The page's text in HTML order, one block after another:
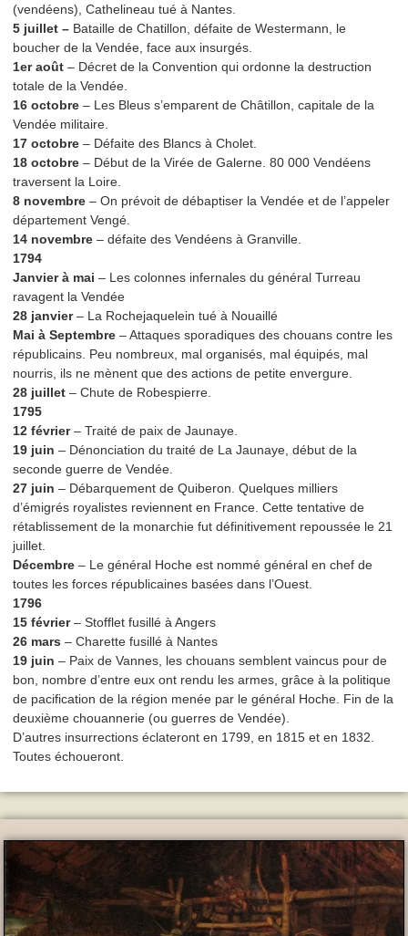
(vendéens), Cathelineau tué à Nantes.
5 juillet – Bataille de Chatillon, défaite de Westermann, le
boucher de la Vendée, face aux insurgés.
1er août – Décret de la Convention qui ordonne la destruction
totale de la Vendée.
16 octobre – Les Bleus s’emparent de Châtillon, capitale de la
Vendée militaire.
17 octobre – Défaite des Blancs à Cholet.
18 octobre – Début de la Virée de Galerne. 80 000 Vendéens
traversent la Loire.
8 novembre – On prévoit de débaptiser la Vendée et de l’appeler
département Vengé.
14 novembre – défaite des Vendéens à Granville.
1794
Janvier à mai – Les colonnes infernales du général Turreau
ravagent la Vendée
28 janvier– La Rochejaquelein tué à Nouaillé
Mai à Septembre – Attaques sporadiques des chouans contre les
républicains. Peu nombreux, mal organisés, mal équipés, mal
nourris, ils ne mènent que des actions de petite envergure.
28 juillet – Chute de Robespierre.
1795
12 février– Traité de paix de Jaunaye.
19 juin – Dénonciation du traité de La Jaunaye, début de la
seconde guerre de Vendée.
27 juin – Débarquement de Quiberon. Quelques milliers
d’émigrés royalistes reviennent en France. Cette tentative de
rétablissement de la monarchie fut définitivement repoussée le 21
juillet.
Décembre – Le général Hoche est nommé général en chef de
toutes les forces républicaines basées dans l’Ouest.
1796
15 février– Stofflet fusillé à Angers
26 mars – Charette fusillé à Nantes
19 juin – Paix de Vannes, les chouans semblent vaincus pour de
bon, nombre d’entre eux ont rendu les armes, grâce à la politique
de pacification de la région menée par le général Hoche. Fin de la
deuxième chouannerie (ou guerres de Vendée).
D’autres insurrections éclateront en 1799, en 1815 et en 1832.
Toutes échoueront.